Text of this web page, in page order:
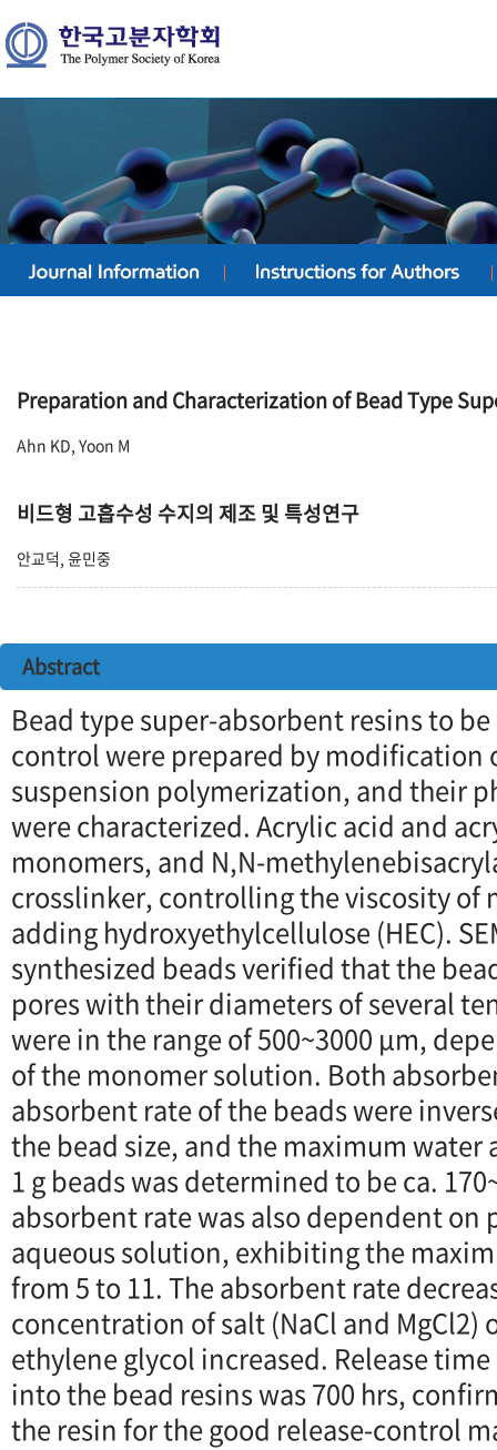
Preparation and Characterization of Bead Type
Ahn KD, Yoon M
비드형 고흡수성 수지의 제조 및 특성연구
안교덕, 윤민중
Abstract
Bead type super-absorbent resins to
control were prepared by modification
suspension polymerization, and their
were characterized. Acrylic acid and
monomers, and N,N-
crosslinker, controlling the viscosity of
adding hydroxyethylcellulose (HEC).
synthesized beads verified that the
pores with their diameters of several
were in the range of 500~3000 μm,
of the monomer solution. Both
absorbent rate of the beads were
the bead size, and the maximum
1 g beads was determined to be ca.
absorbent rate was also dependent on
aqueous solution, exhibiting the
from 5 to 11. The absorbent rate
concentration of salt (NaCl and MgCl2)
ethylene glycol increased. Release
into the bead resins was 700 hrs,
the resin for the good release-control